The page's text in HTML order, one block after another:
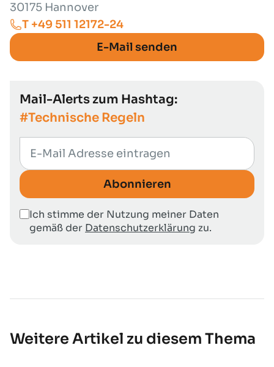
30175 Hannover
T +49 511 12172-24
E-Mail senden
Mail-Alerts zum Hashtag:
#Technische Regeln
Abonnieren
Ich stimme der Nutzung meiner Daten
gemäß der Datenschutzerklärung zu.
Weitere Artikel zu diesem Thema